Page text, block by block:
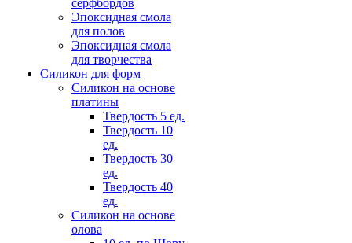
серфбордов
Эпоксидная смола
для полов
Эпоксидная смола
для творчества
Силикон для форм
Силикон на основе
платины
Твердость 5 ед.
Твердость 10
ед.
Твердость 30
ед.
Твердость 40
ед.
Силикон на основе
олова